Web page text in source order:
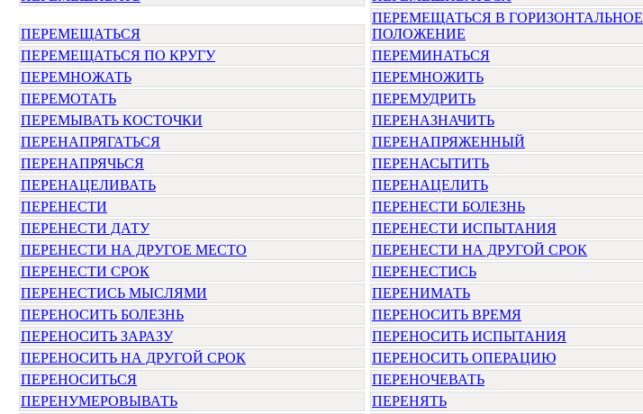
ПЕРЕМЕЩАТЬСЯ
ПЕРЕМЕЩАТЬСЯ В ГОРИЗОНТАЛЬНОЕ
ПОЛОЖЕНИЕ
ПЕРЕМЕЩАТЬСЯ ПО КРУГУ
ПЕРЕМИНАТЬСЯ
ПЕРЕМНОЖАТЬ
ПЕРЕМНОЖИТЬ
ПЕРЕМОТАТЬ
ПЕРЕМУДРИТЬ
ПЕРЕМЫВАТЬ КОСТОЧКИ
ПЕРЕНАЗНАЧИТЬ
ПЕРЕНАПРЯГАТЬСЯ
ПЕРЕНАПРЯЖЕННЫЙ
ПЕРЕНАПРЯЧЬСЯ
ПЕРЕНАСЫТИТЬ
ПЕРЕНАЦЕЛИВАТЬ
ПЕРЕНАЦЕЛИТЬ
ПЕРЕНЕСТИ
ПЕРЕНЕСТИ БОЛЕЗНЬ
ПЕРЕНЕСТИ ДАТУ
ПЕРЕНЕСТИ ИСПЫТАНИЯ
ПЕРЕНЕСТИ НА ДРУГОЕ МЕСТО
ПЕРЕНЕСТИ НА ДРУГОЙ СРОК
ПЕРЕНЕСТИ СРОК
ПЕРЕНЕСТИСЬ
ПЕРЕНЕСТИСЬ МЫСЛЯМИ
ПЕРЕНИМАТЬ
ПЕРЕНОСИТЬ БОЛЕЗНЬ
ПЕРЕНОСИТЬ ВРЕМЯ
ПЕРЕНОСИТЬ ЗАРАЗУ
ПЕРЕНОСИТЬ ИСПЫТАНИЯ
ПЕРЕНОСИТЬ НА ДРУГОЙ СРОК
ПЕРЕНОСИТЬ ОПЕРАЦИЮ
ПЕРЕНОСИТЬСЯ
ПЕРЕНОЧЕВАТЬ
ПЕРЕНУМЕРОВЫВАТЬ
ПЕРЕНЯТЬ